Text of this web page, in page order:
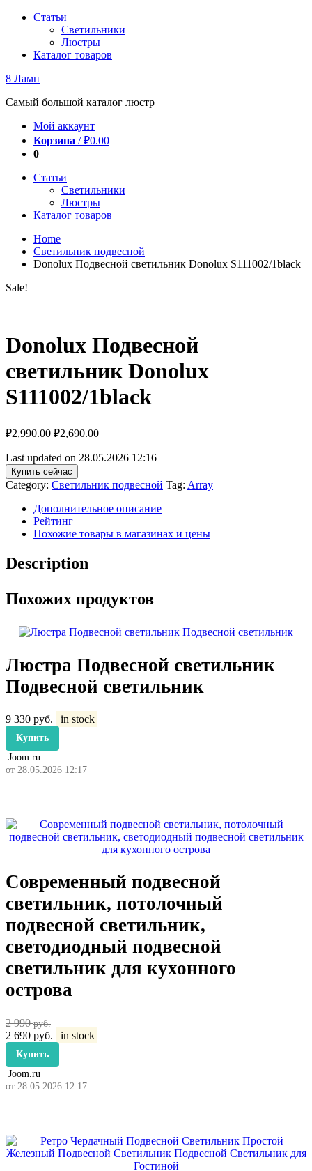
Перейти
содержимому
Статьи
Светильники
Люстры
Каталог товаров
8 Ламп
Самый большой каталог люстр
Мой аккаунт
Корзина /₽0.00
0
Статьи
Светильники
Люстры
Каталог товаров
Home
Светильник подвесной
Donolux Подвесной светильник Donolux S111002/1black
Sale!
Donolux Подвесной
светильник Donolux
S111002/1black
₽2,990.00 ₽2,690.00
Last updated on 28.05.2026 12:16
Купить сейчас
Category: Светильник подвесной Tag: Array
Дополнительное описание
Рейтинг
Похожие товары в магазинах и цены
Description
Похожих продуктов
Люстра Подвесной светильник
Подвесной светильник
9 330 руб. in stock
Купить
Joom.ru
от 28.05.2026 12:17
Современный подвесной
светильник, потолочный
подвесной светильник,
светодиодный подвесной
светильник для кухонного
острова
2 990руб.
2 690 руб. in stock
Купить
Joom.ru
от 28.05.2026 12:17